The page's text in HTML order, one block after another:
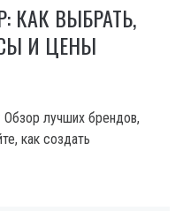
КАК ВЫБРАТЬ,
И ЦЕНЫ
лучших брендов,
как создать